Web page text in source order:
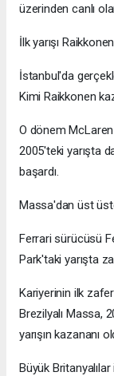
üzerinden canlı
İlk yarışı
İstanbul'da
Kimi Raikkonen
O dönem McLaren
2005'teki yarışta
başardı.
Massa'dan üst
Ferrari sürücüsü
Park'taki yarışta
Kariyerinin ilk
Brezilyalı Massa,
yarışın kazananı
Büyük